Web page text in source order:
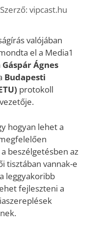
Szerző: vipcast.hu
valójában
el a Media1
Gáspár Ágnes
Budapesti
protokoll
hogyan lehet a
beszélgetésben az
tisztában vannak-e
leggyakoribb
fejleszteni a